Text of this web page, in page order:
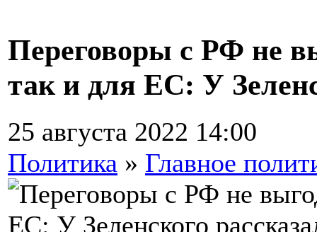
Переговоры с РФ не
так и для ЕС: У
25 августа 2022 14:00
Политика » Главное